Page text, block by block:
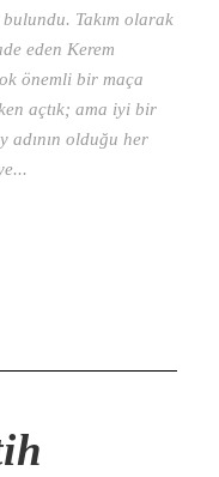
Takım olarak
eden Kerem
önemli bir maça
açtık; ama iyi bir
adının olduğu her